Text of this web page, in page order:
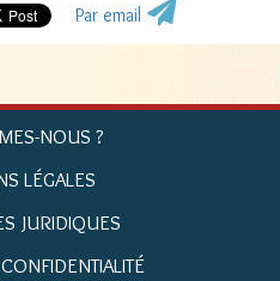
Par email
NOUS ?
LÉGALES
JURIDIQUES